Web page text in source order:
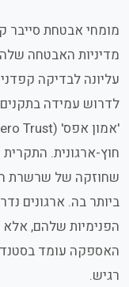
מומחי אבטחת סייבר
מדיניות האבטחה
עליונה לבדיקה
לדרוש עמידה
שחוזקה של שרשרת
ביותר בה. ארגונים
הפנימיות שלהם,
האספקה עומד
רגיש.